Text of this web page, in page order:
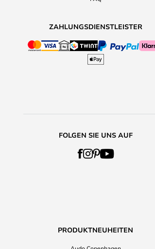
ZAHLUNGSDIENSTLEISTER
FOLGEN SIE UNS AUF
PRODUKTNEUHEITEN